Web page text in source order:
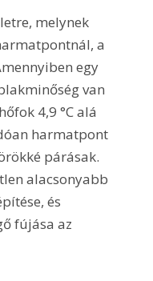
melynek
a
egy
van
4,9 °C alá
harmatpont
párásak.
alacsonyabb
és
fújása az